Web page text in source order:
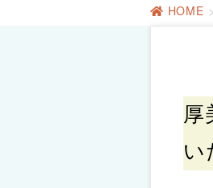
HOME
厚美さんのセッションを受けて、無理だと思って
い